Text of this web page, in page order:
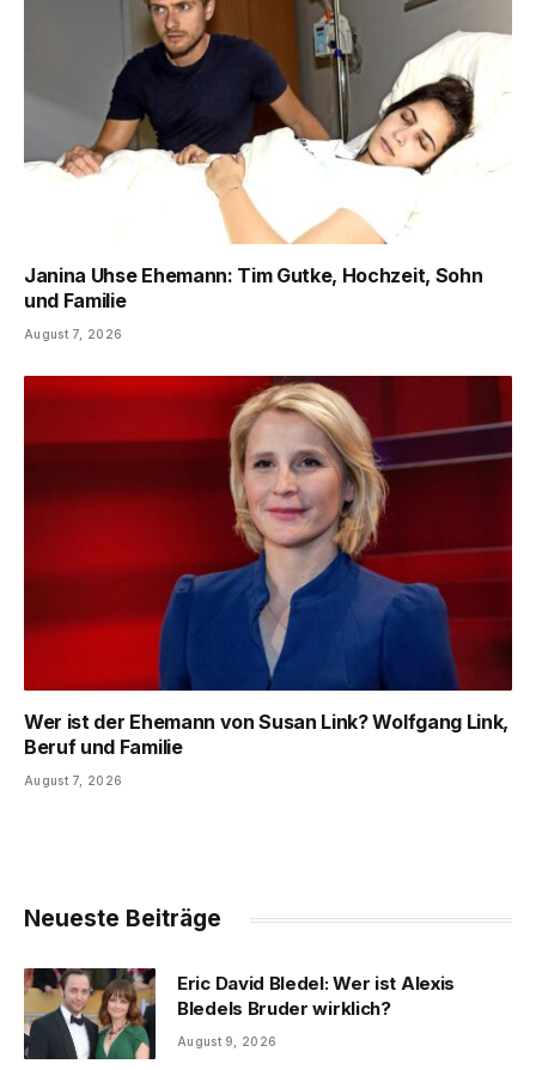
Janina Uhse Ehemann: Tim Gutke, Hochzeit, Sohn
und Familie
August 7, 2026
Wer ist der Ehemann von Susan Link? Wolfgang Link,
Beruf und Familie
August 7, 2026
Neueste Beiträge
Eric David Bledel: Wer ist Alexis
Bledels Bruder wirklich?
August 9, 2026